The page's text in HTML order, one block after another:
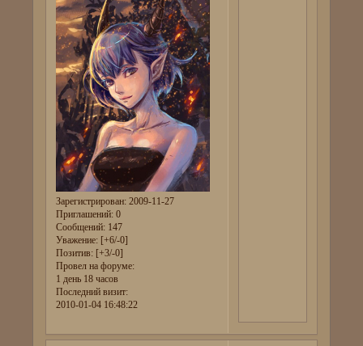
Зарегистрирован: 2009-11-27
Приглашений:0
Сообщений:147
Уважение: [+6/-0]
Позитив: [+3/-0]
Провел на форуме:
1 день 18 часов
Последний визит:
2010-01-04 16:48:22